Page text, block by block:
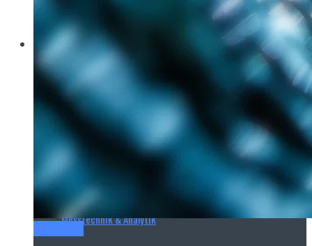
IFAT
E‑Mag
Wasseraufbereitung
Wasserbehandlung
Wasserinfrastruktur
Anlagen & Komponenten
Messtechnik & Analytik